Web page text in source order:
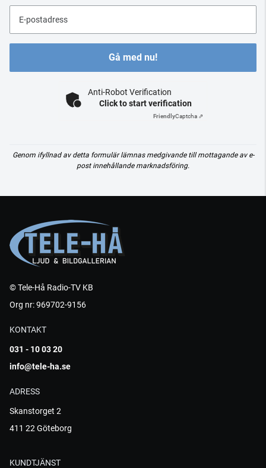
E-postadress
Gå med nu!
Anti-Robot Verification
Click to start verification
FriendlyCaptcha ⇗
Genom ifyllnad av detta formulär lämnas medgivande till mottagande av e-
post innehållande marknadsföring.
© Tele-Hå Radio-TV KB
Org nr: 969702-9156
KONTAKT
031 - 10 03 20
info@tele-ha.se
ADRESS
Skanstorget 2
411 22 Göteborg
KUNDTJÄNST